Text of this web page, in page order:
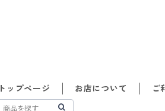
トップページ お店について ご